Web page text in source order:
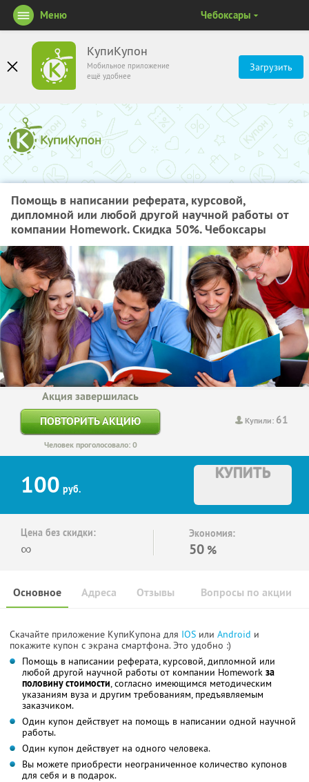
КупиКупон
Мобильное приложение
ещё удобнее
Загрузить
Меню Чебоксары
Помощь в написании реферата, курсовой,
дипломной или любой другой научной работы от
компании Homework. Скидка 50%. Чебоксары
Купили: 61
Акция завершилась
ПОВТОРИТЬ АКЦИЮ
Человек проголосовало: 0
100 руб.
КУПИТЬ
Цена без скидки:
∞
Экономия:
50 %
Основное Отзывы Вопросы по акции
Адреса
Скачайте приложение КупиКупона для IOS или Android и
покажите купон с экрана смартфона. Это удобно :)
Помощь в написании реферата, курсовой, дипломной или
любой другой научной работы от компании Homework за
половину стоимости, согласно имеющимся методическим
указаниям вуза и другим требованиям, предъявляемым
заказчиком.
Один купон действует на помощь в написании одной научной
работы.
Один купон действует на одного человека.
Вы можете приобрести неограниченное количество купонов
для себя и в подарок.